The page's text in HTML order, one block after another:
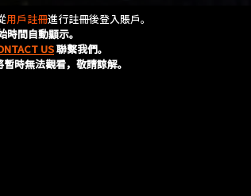
用戶註冊進行註冊後登入賬戶。
間自動顯示。
US聯繫我們。
時無法觀看，敬請諒解。